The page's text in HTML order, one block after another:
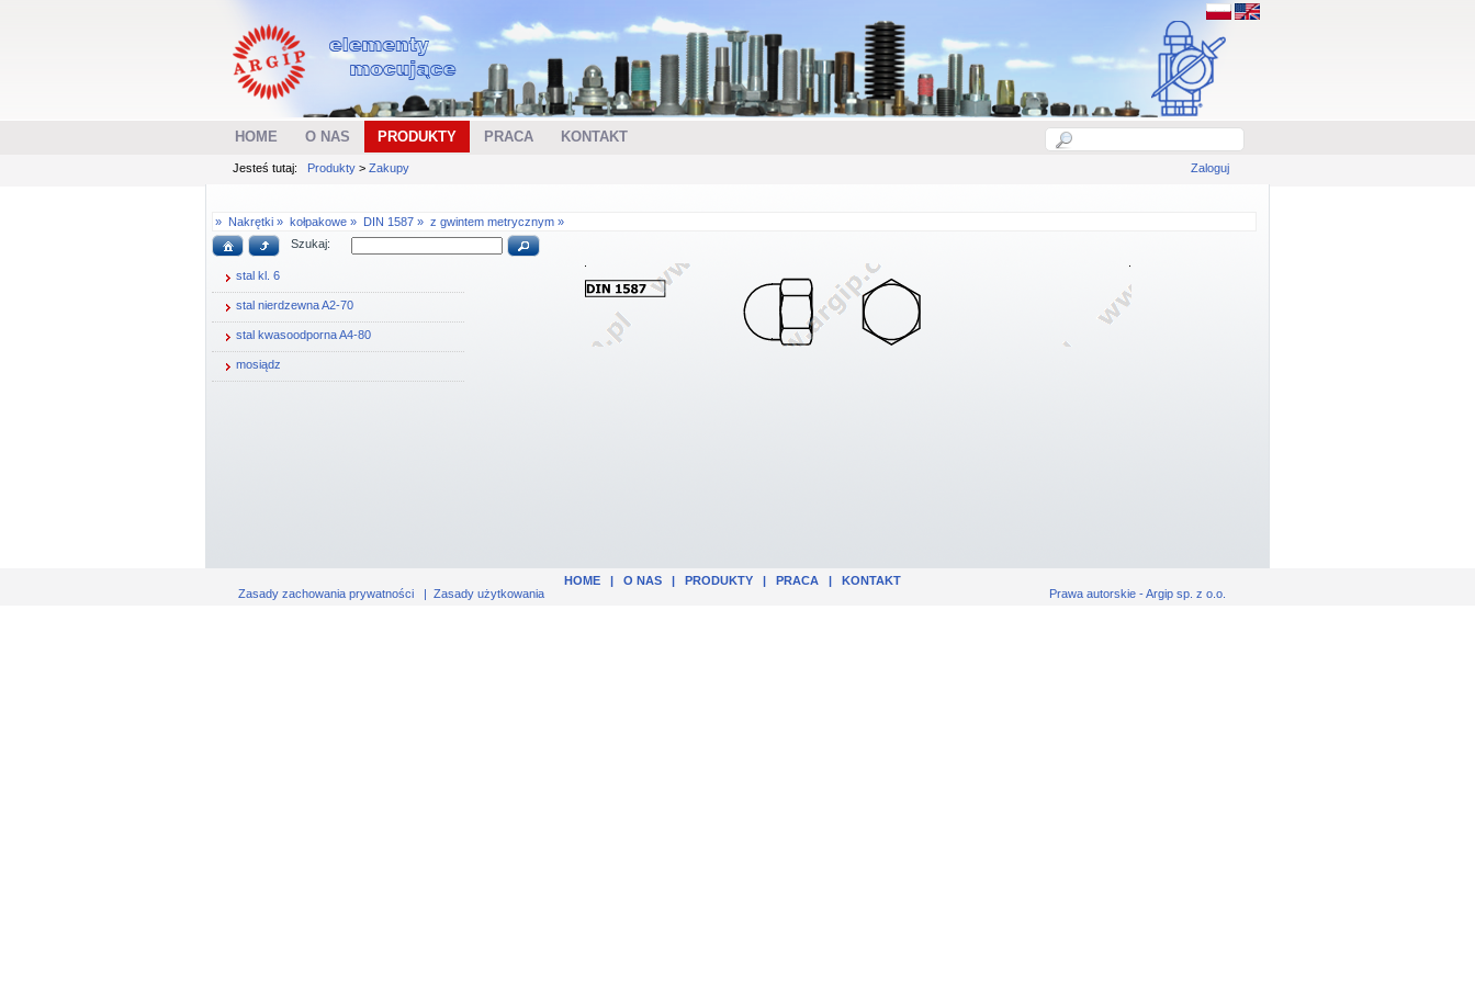
HOME O NAS PRODUKTY PRACA KONTAKT
Jesteś tutaj: Produkty > Zakupy Zaloguj
» Nakrętki » kołpakowe » DIN 1587 » z gwintem metrycznym »
Szukaj:
stal kl. 6
stal nierdzewna A2-70
stal kwasoodporna A4-80
mosiądz
HOME| O NAS| PRODUKTY| PRACA| KONTAKT
Zasady zachowania prywatności | Zasady użytkowania Prawa autorskie - Argip sp. z o.o.